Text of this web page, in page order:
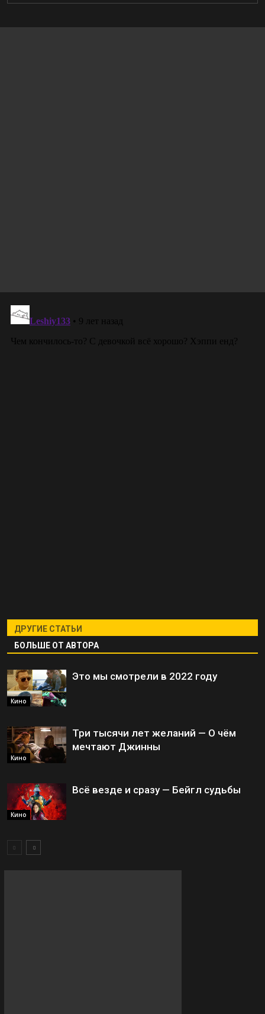
ДРУГИЕ СТАТЬИ
БОЛЬШЕ ОТ АВТОРА
Кино
Это мы смотрели в 2022 году
Кино
Три тысячи лет желаний — О чём
мечтают Джинны
Кино
Всё везде и сразу — Бейгл судьбы